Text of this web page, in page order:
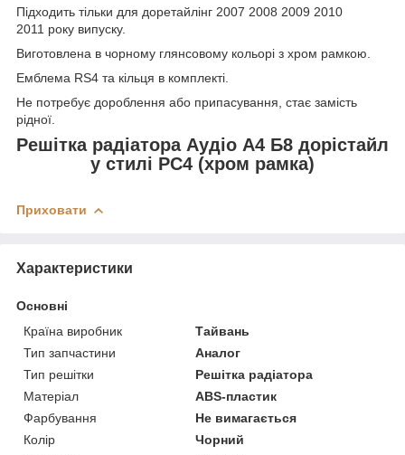
Підходить тільки для доретайлінг 2007 2008 2009 2010
2011 року випуску.
Виготовлена в чорному глянсовому кольорі з хром рамкою.
Емблема RS4 та кільця в комплекті.
Не потребує дороблення або припасування, стає замість
рідної.
Решітка радіатора Аудіо А4 Б8 дорістайл
у стилі РС4 (хром рамка)
Приховати
Характеристики
Основні
Країна виробник
Тайвань
Тип запчастини
Аналог
Тип решітки
Решітка радіатора
Матеріал
ABS-пластик
Фарбування
Не вимагається
Колір
Чорний